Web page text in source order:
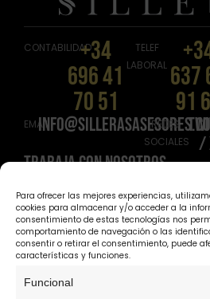
Para ofrecer las mejores experiencias,
cookies para almacenar y/o acceder a la
consentimiento de estas tecnologías nos
comportamiento de navegación o las
consentir o retirar el consentimiento, puede
características y funciones.
Funcional
CONTABILIDAD+34
696 41
70 51
TELEF
LABORAL 637
91
EMAIL
REDES
SOCIALES
/
TRABAJA CON NOSOTROS
DEPARTAMENTO
FISCAL
Ramón, 2 28025,
Madrid, España
Política de privacidad​
Política de cookies​